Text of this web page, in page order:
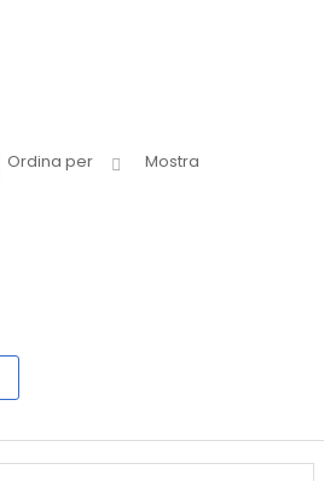
Mostra
Ordina per